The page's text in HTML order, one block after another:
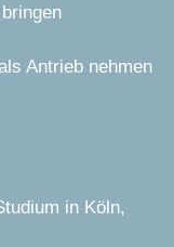
Antrieb nehmen
in Köln,